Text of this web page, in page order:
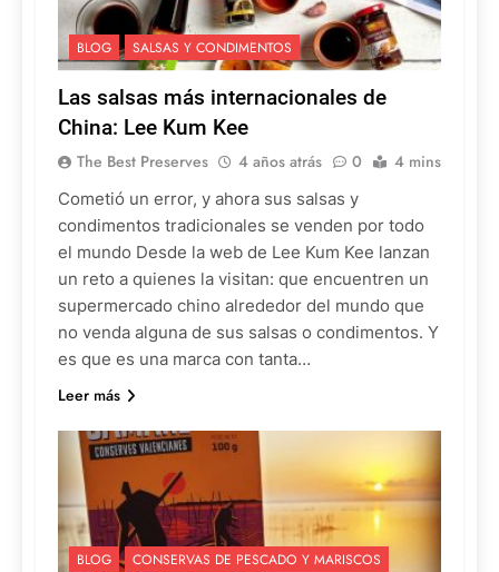
BLOG SALSAS Y CONDIMENTOS
Las salsas más internacionales de
China: Lee Kum Kee
The Best Preserves 4 años atrás 0 4 mins
Cometió un error, y ahora sus salsas y
condimentos tradicionales se venden por todo
el mundo Desde la web de Lee Kum Kee lanzan
un reto a quienes la visitan: que encuentren un
supermercado chino alrededor del mundo que
no venda alguna de sus salsas o condimentos. Y
es que es una marca con tanta…
Leer más
BLOG CONSERVAS DE PESCADO Y MARISCOS